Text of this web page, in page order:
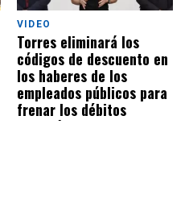
VIDEO
Torres eliminará los
códigos de descuento en
los haberes de los
empleados públicos para
frenar los débitos
automáticos